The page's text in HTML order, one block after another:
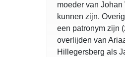
moeder van
kunnen zijn.
een patronym zijn
overlijden van
Hillegersberg als